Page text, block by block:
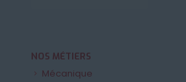
NOS MÉTIERS
Mécanique